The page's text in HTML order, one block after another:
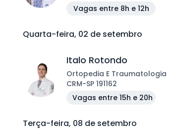
Vagas entre 8h e 12h
Quarta-feira, 02 de setembro
Italo Rotondo
Ortopedia E Traumatologia
CRM-SP 191162
Vagas entre 15h e 20h
Terça-feira, 08 de setembro